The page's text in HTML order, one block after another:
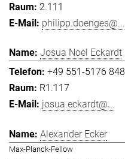
2.111
philipp.doenges@...
Josua Noel Eckardt
+49 551-5176 848
R1.117
josua.eckardt@...
Alexander Ecker
Max-Planck-Fellow